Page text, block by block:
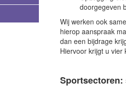
doorgegeven
Wij werken ook
hierop aanspraak
dan een bijdrage
Hiervoor krijgt u
Sportsectoren: